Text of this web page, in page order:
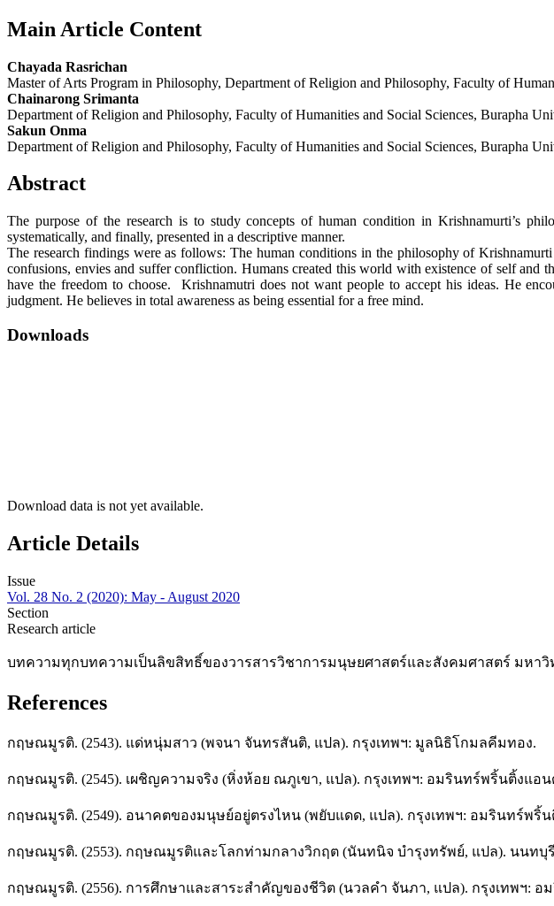
Main Article Content
Chayada Rasrichan
Master of Arts Program in Philosophy, Department of Religion and Philosophy, Faculty of
Chainarong Srimanta
Department of Religion and Philosophy, Faculty of Humanities and Social Sciences, Burapha
Sakun Onma
Department of Religion and Philosophy, Faculty of Humanities and Social Sciences, Burapha
Abstract
The purpose of the research is to study concepts of human condition in Krishnamurti’s
systematically, and finally, presented in a descriptive manner.
The research findings were as follows: The human conditions in the philosophy of
confusions, envies and suffer confliction. Humans created this world with existence of self and
have the freedom to choose. Krishnamutri does not want people to accept his ideas. He
judgment. He believes in total awareness as being essential for a free mind.
Downloads
Download data is not yet available.
Article Details
Issue
Vol. 28 No. 2 (2020): May - August 2020
Section
Research article
บทความทุกบทความเป็นลิขสิทธิ์ของวารสารวิชาการมนุษยศาสตร์และสังคมศาสตร์ มหาวิ
References
กฤษณมูรติ. (2543). แด่หนุ่มสาว (พจนา จันทรสันติ, แปล). กรุงเทพฯ: มูลนิธิโกมลคีมทอง.
กฤษณมูรติ. (2545). เผชิญความจริง (หิ่งห้อย ณภูเขา, แปล). กรุงเทพฯ: อมรินทร์พริ้นติ้งแอ
กฤษณมูรติ. (2549). อนาคตของมนุษย์อยู่ตรงไหน (พยับแดด, แปล). กรุงเทพฯ: อมรินทร์พริ้
กฤษณมูรติ. (2553). กฤษณมูรติและโลกท่ามกลางวิกฤต (นันทนิจ บำรุงทรัพย์, แปล). นนทบุ
กฤษณมูรติ. (2556). การศึกษาและสาระสำคัญของชีวิต (นวลคำ จันภา, แปล). กรุงเทพฯ: